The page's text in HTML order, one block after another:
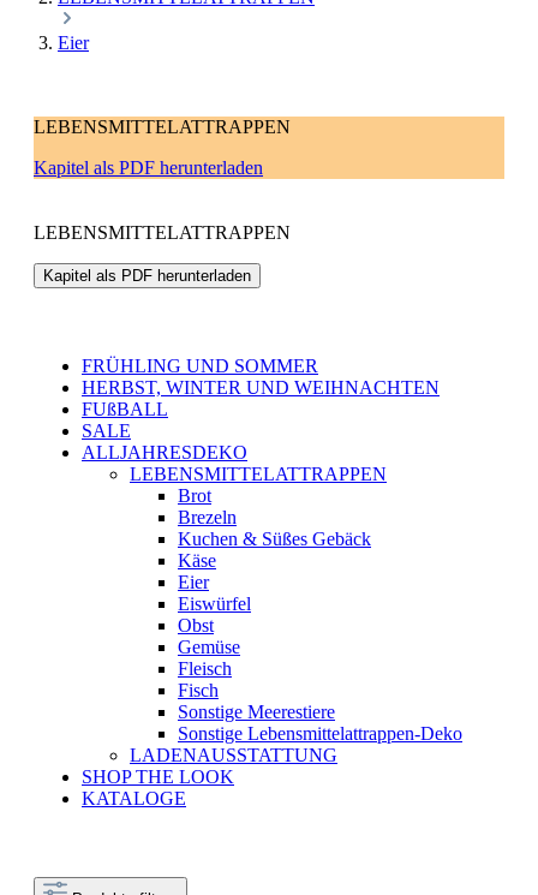
Eier
LEBENSMITTELATTRAPPEN
Kapitel als PDF herunterladen
LEBENSMITTELATTRAPPEN
Kapitel als PDF herunterladen
FRÜHLING UND SOMMER
HERBST, WINTER UND WEIHNACHTEN
FUßBALL
SALE
ALLJAHRESDEKO
LEBENSMITTELATTRAPPEN
Brot
Brezeln
Kuchen & Süßes Gebäck
Käse
Eier
Eiswürfel
Obst
Gemüse
Fleisch
Fisch
Sonstige Meerestiere
Sonstige Lebensmittelattrappen-Deko
LADENAUSSTATTUNG
SHOP THE LOOK
KATALOGE